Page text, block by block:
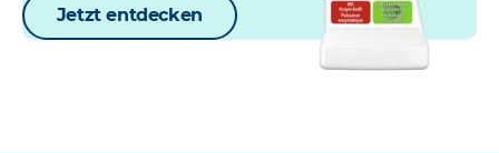
Jetzt entdecken